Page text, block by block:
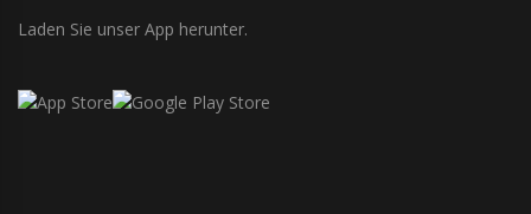
Laden Sie unser App herunter.